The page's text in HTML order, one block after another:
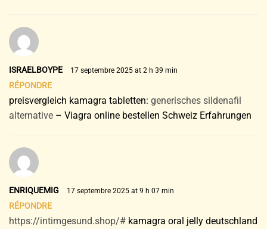
ISRAELBOYPE 17 septembre 2025 at 2 h 39 min
RÉPONDRE
preisvergleich kamagra tabletten: generisches sildenafil
alternative – Viagra online bestellen Schweiz Erfahrungen
ENRIQUEMIG 17 septembre 2025 at 9 h 07 min
RÉPONDRE
https://intimgesund.shop/# kamagra oral jelly deutschland